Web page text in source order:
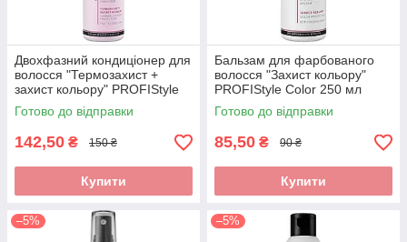
Двохфазний кондиціонер для
волосся "Термозахист +
захист кольору" PROFIStyle
Color 250 мл
Готово до відправки
142,50 ₴ 150 ₴
Купити
Бальзам для фарбованого
волосся "Захист кольору"
PROFIStyle Color 250 мл
Готово до відправки
85,50 ₴ 90 ₴
Купити
–5% –5%